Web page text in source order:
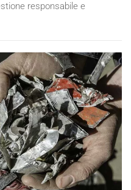
responsabile e